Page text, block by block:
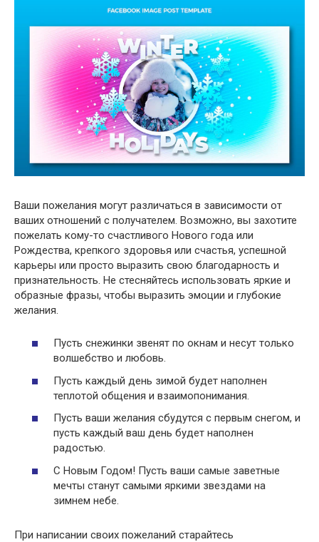
Ваши пожелания могут различаться в зависимости от
ваших отношений с получателем. Возможно, вы захотите
пожелать кому-то счастливого Нового года или
Рождества, крепкого здоровья или счастья, успешной
карьеры или просто выразить свою благодарность и
признательность. Не стесняйтесь использовать яркие и
образные фразы, чтобы выразить эмоции и глубокие
желания.
Пусть снежинки звенят по окнам и несут только
волшебство и любовь.
Пусть каждый день зимой будет наполнен
теплотой общения и взаимопонимания.
Пусть ваши желания сбудутся с первым снегом, и
пусть каждый ваш день будет наполнен
радостью.
С Новым Годом! Пусть ваши самые заветные
мечты станут самыми яркими звездами на
зимнем небе.
При написании своих пожеланий старайтесь